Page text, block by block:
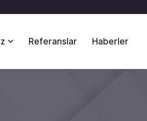
Referanslar Haberler